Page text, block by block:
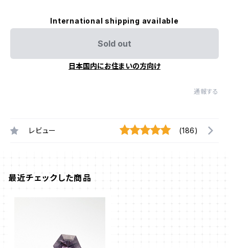
International shipping available
Sold out
日本国内にお住まいの方向け
通報する
レビュー (186)
最近チェックした商品